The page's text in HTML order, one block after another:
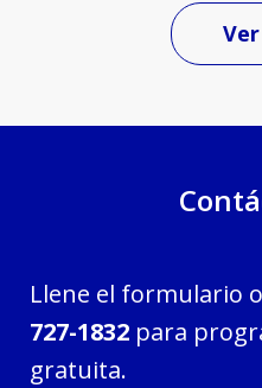
Llene el formulario
727-1832 para
gratuita.